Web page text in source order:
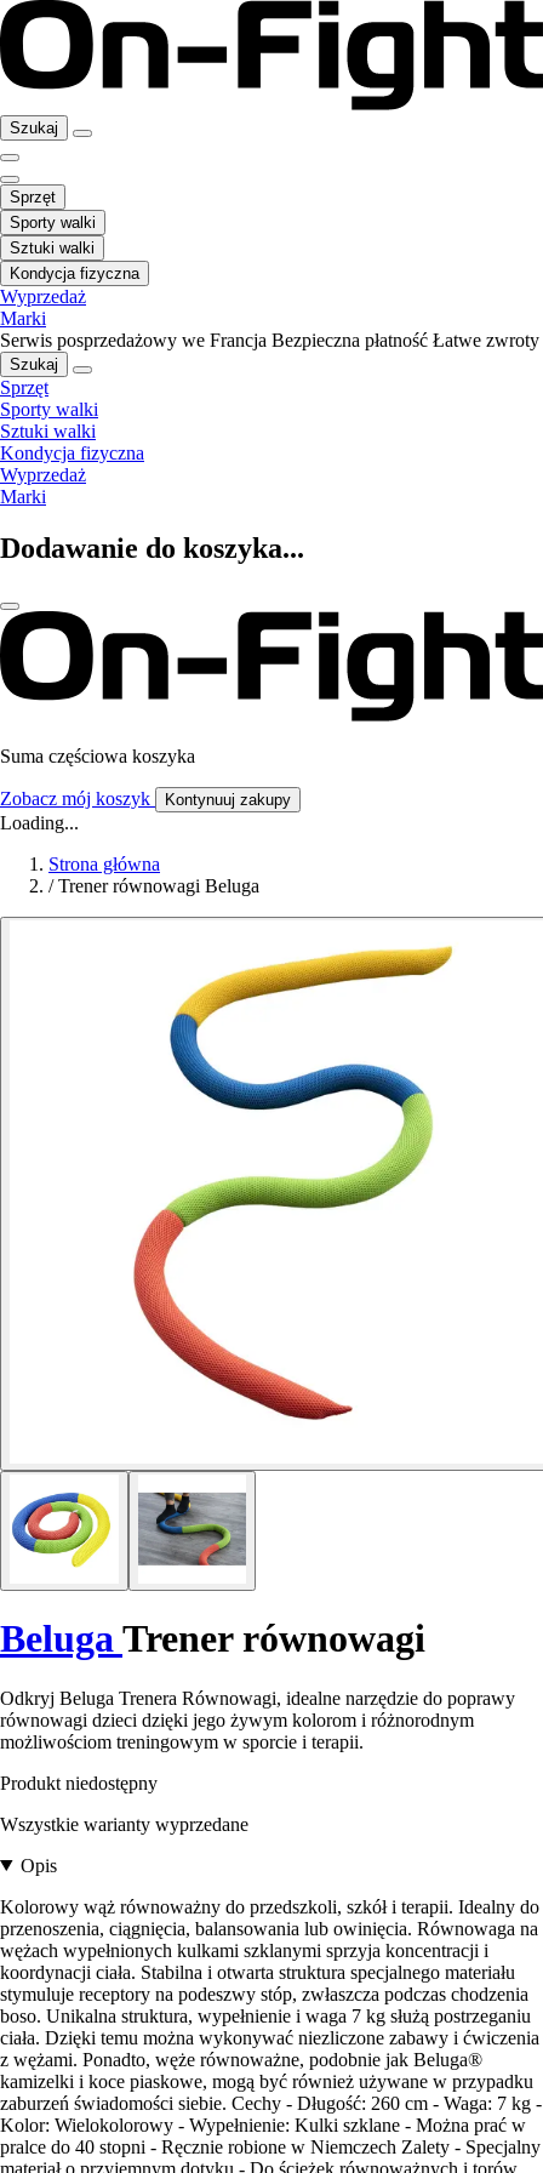
Szukaj
Sprzęt
Sporty walki
Sztuki walki
Kondycja fizyczna
Wyprzedaż
Marki
Serwis posprzedażowy we Francja Bezpieczna płatność Łatwe zwroty
Szukaj
Sprzęt
Sporty walki
Sztuki walki
Kondycja fizyczna
Wyprzedaż
Marki
Dodawanie do koszyka...
Suma częściowa koszyka
Zobacz mój koszyk Kontynuuj zakupy
Loading...
Strona główna
/ Trener równowagi Beluga
BelugaTrener równowagi
Odkryj Beluga Trenera Równowagi, idealne narzędzie do poprawy
równowagi dzieci dzięki jego żywym kolorom i różnorodnym
możliwościom treningowym w sporcie i terapii.
Produkt niedostępny
Wszystkie warianty wyprzedane
Opis
Kolorowy wąż równoważny do przedszkoli, szkół i terapii. Idealny do
przenoszenia, ciągnięcia, balansowania lub owinięcia. Równowaga na
wężach wypełnionych kulkami szklanymi sprzyja koncentracji i
koordynacji ciała. Stabilna i otwarta struktura specjalnego materiału
stymuluje receptory na podeszwy stóp, zwłaszcza podczas chodzenia
boso. Unikalna struktura, wypełnienie i waga 7 kg służą postrzeganiu
ciała. Dzięki temu można wykonywać niezliczone zabawy i ćwiczenia
z wężami. Ponadto, węże równoważne, podobnie jak Beluga®
kamizelki i koce piaskowe, mogą być również używane w przypadku
zaburzeń świadomości siebie. Cechy - Długość: 260 cm - Waga: 7 kg -
Kolor: Wielokolorowy - Wypełnienie: Kulki szklane - Można prać w
pralce do 40 stopni - Ręcznie robione w Niemczech Zalety - Specjalny
materiał o przyjemnym dotyku - Do ścieżek równoważnych i torów